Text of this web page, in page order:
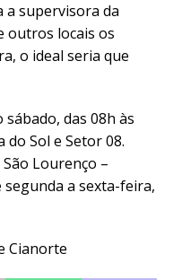
a supervisora da
outros locais os
o ideal seria que
das 08h às
do Sol e Setor 08.
Lourenço –
a sexta-feira,
Cianorte